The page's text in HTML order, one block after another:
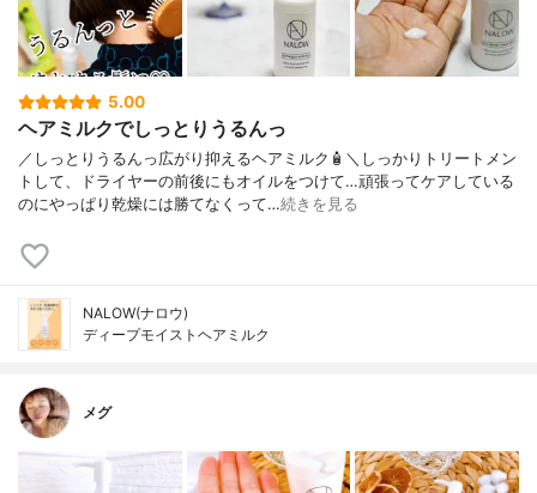
5.00
ヘアミルクでしっとりうるんっ
／しっとりうるんっ広がり抑えるヘアミルク🧴＼しっかりトリートメン
トして、ドライヤーの前後にもオイルをつけて…頑張ってケアしている
のにやっぱり乾燥には勝てなくって…続きを見る
NALOW(ナロウ)
ディープモイストヘアミルク
メグ